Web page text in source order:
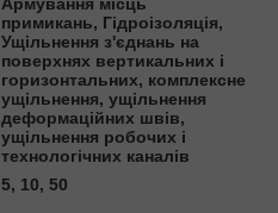
примикань, Гідроізоляція,
Ущільнення з'єднань на
поверхнях вертикальних і
горизонтальних, комплексне
ущільнення, ущільнення
деформаційних швів,
ущільнення робочих і
технологічних каналів
5, 10, 50